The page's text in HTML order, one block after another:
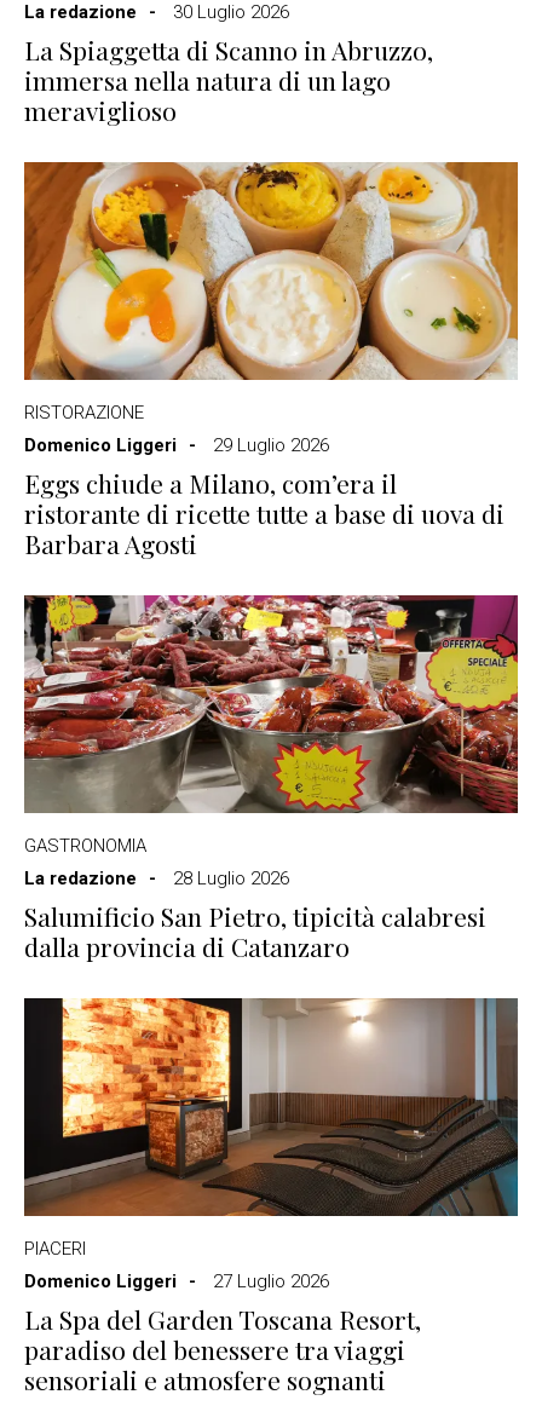
La redazione
30 Luglio 2026
La Spiaggetta di Scanno in Abruzzo,
immersa nella natura di un lago
meraviglioso
RISTORAZIONE
Domenico Liggeri
29 Luglio 2026
Eggs chiude a Milano, com’era il
ristorante di ricette tutte a base di uova di
Barbara Agosti
GASTRONOMIA
La redazione
28 Luglio 2026
Salumificio San Pietro, tipicità calabresi
dalla provincia di Catanzaro
PIACERI
Domenico Liggeri
27 Luglio 2026
La Spa del Garden Toscana Resort,
paradiso del benessere tra viaggi
sensoriali e atmosfere sognanti